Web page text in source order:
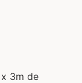
3m de